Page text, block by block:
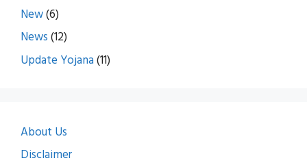
New(6)
News (12)
Update Yojana (11)
About Us
Disclaimer